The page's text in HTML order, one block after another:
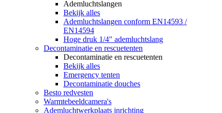
Ademluchtslangen
Bekijk alles
Ademluchtslangen conform EN14593 /
EN14594
Hoge druk 1/4" ademluchtslang
Decontaminatie en rescuetenten
Decontaminatie en rescuetenten
Bekijk alles
Emergency tenten
Decontaminatie douches
Besto redvesten
Warmtebeeldcamera's
Ademluchtwerkplaats inrichting